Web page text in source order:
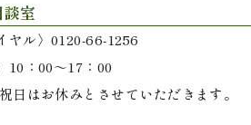
談室
ヤル〉0120-66-1256
10：00～17：00
日はお休みとさせていただきます。